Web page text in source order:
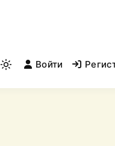
Light
mode
Войти